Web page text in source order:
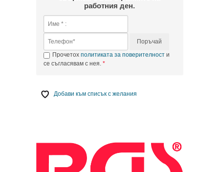
работния ден.
Поръчай
Прочетох политиката за поверителности
се съгласявам с нея.
Добави към списък с желания